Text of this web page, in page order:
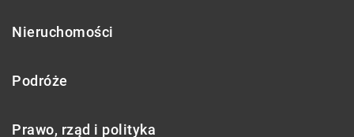
Nieruchomości
Podróże
Prawo, rząd i polityka